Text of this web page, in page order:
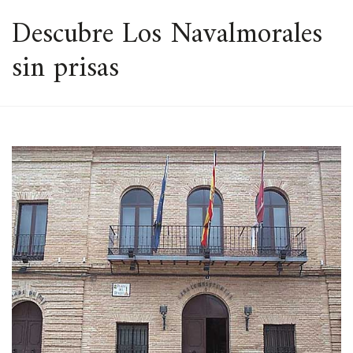
ESPACIO
Descubre Los Navalmorales
sin prisas